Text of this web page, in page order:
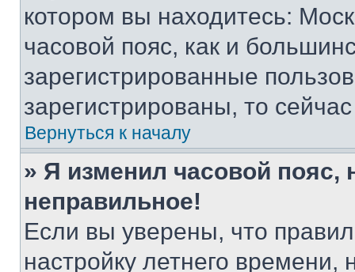
котором вы находитесь:
часовой пояс, как и
зарегистрированные
зарегистрированы, то
Вернуться к началу
» Я изменил часовой пояс,
неправильное!
Если вы уверены, что
настройку летнего